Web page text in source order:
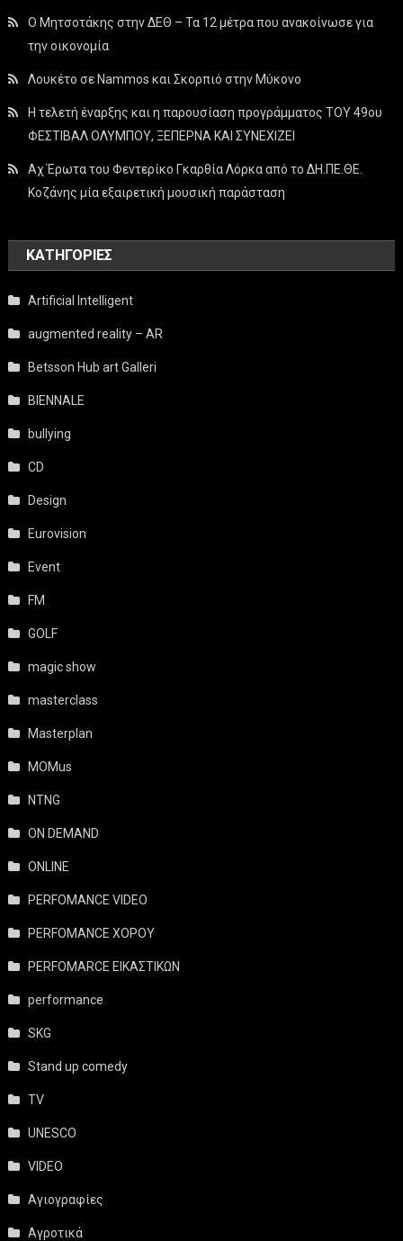
Ο Μητσοτάκης στην ΔΕΘ – Τα 12 μέτρα που ανακοίνωσε για
την οικονομία
Λουκέτο σε Nammos και Σκορπιό στην Μύκονο
Η τελετή έναρξης και η παρουσίαση προγράμματος ΤΟΥ 49ου
ΦΕΣΤΙΒΑΛ ΟΛΥΜΠΟΥ, ΞΕΠΕΡΝΑ ΚΑΙ ΣΥΝΕΧΙΖΕΙ
Αχ Έρωτα του Φεντερίκο Γκαρθία Λόρκα από το ΔΗ.ΠΕ.ΘΕ.
Κοζάνης μία εξαιρετική μουσική παράσταση
KΑΤΗΓΟΡΊΕΣ
Artificial Intelligent
augmented reality – AR
Betsson Hub art Galleri
BIENNALE
bullying
CD
Design
Eurovision
Event
FM
GOLF
magic show
masterclass
Masterplan
MOMus
NTNG
ON DEMAND
ONLINE
PERFOMANCE VIDEO
PERFOMANCE ΧΟΡΟΥ
PERFOMARCE ΕΙΚΑΣΤΙΚΩΝ
performance
SKG
Stand up comedy
TV
UNESCO
VIDEO
Αγιογραφίες
Αγροτικά